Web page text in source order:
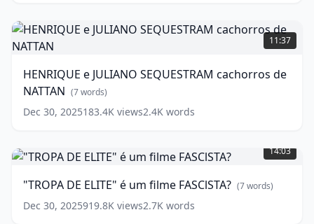
NOVO
PROGRAMA
DE
CLARA (14
words)
HENRIQUE
e
JULIANO
cachorros
de
NATTAN
(7
11:37
HENRIQUE e JULIANO SEQUESTRAM cachorros de
NATTAN (7words)
Dec 30, 2025183.4K views2.4K words
DE
ELITE"
um
filme
14:03
"TROPA DE ELITE" é um filme FASClSTA? (7words)
Dec 30, 2025919.8K views2.7K words